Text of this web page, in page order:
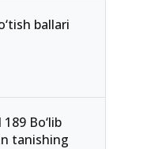
ballari
Bo‘lib
tanishing